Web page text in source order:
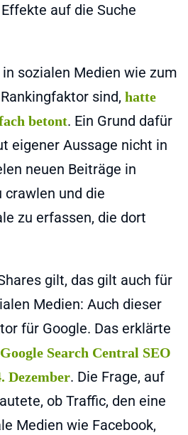
auf die Suche
sozialen Medien wie zum
sind, hatte
betont. Ein Grund dafür
eigener Aussage nicht in
neuen Beiträge in
crawlen und die
zu erfassen, die dort
gilt, das gilt auch für
Medien: Auch dieser
für Google. Das erklärte
Search Central SEO
Dezember. Die Frage, auf
ob Traffic, den eine
Medien wie Facebook,